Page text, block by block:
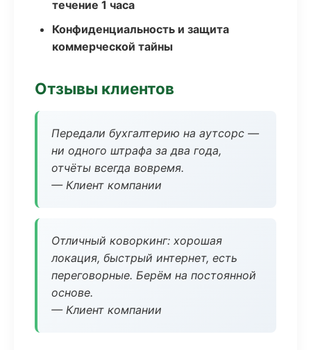
течение 1 часа
Конфиденциальность и защита
коммерческой тайны
Отзывы клиентов
Передали бухгалтерию на аутсорс —
ни одного штрафа за два года,
отчёты всегда вовремя.
— Клиент компании
Отличный коворкинг: хорошая
локация, быстрый интернет, есть
переговорные. Берём на постоянной
основе.
— Клиент компании